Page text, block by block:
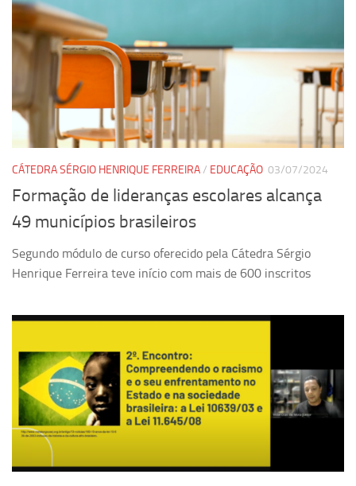
Inscrição
Atividades
Cátedras
Pesquisa
Grupos de Estudo
Grupo de Estudos Avançados em Tecnologia e Informação
em Saúde com foco em Populações Vulneráveis
Grupos de estudo encerrados
Criminologia Experimental e Segurança Pública
Grupo de Pesquisa GPUBLIC – Centro de Estudos em Gestão
e Políticas Públicas Contemporâneas
Grupos de pesquisa encerrados
Ano Sabático
Daniel Domingues dos Santos
CÁTEDRA SÉRGIO HENRIQUE FERREIRA/ EDUCAÇÃO 03/07/2024
Formação de lideranças escolares alcança
49 municípios brasileiros
Segundo módulo de curso oferecido pela Cátedra Sérgio
Henrique Ferreira teve início com mais de 600 inscritos